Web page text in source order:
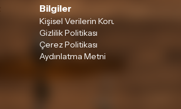
Bilgiler
Kişisel Verilerin Korunması
Gizlilik Politikası
Çerez Politikası
Aydınlatma Metni